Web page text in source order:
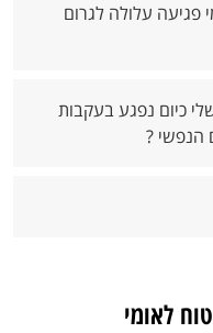
פגיעה עלולה לגרום
כיום נפגע בעקבות
הנפשי ?
לאומי